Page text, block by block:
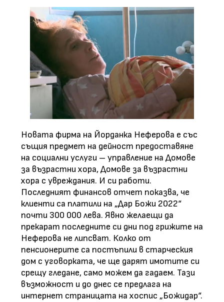
Новата фирма на Йорданка Неферова е със
същия предмет на дейност предоставяне
на социални услуги – управление на Домове
за възрастни хора, Домове за възрастни
хора с увреждания. И си работи.
Последният финансов отчет показва, че
клиенти са платили на „Дар Божи 2022“
почти 300 000 лева. Явно желаещи да
прекарат последните си дни под грижите на
Неферова не липсват. Колко от
пенсионерите са постъпили в старческия
дом с уговорката, че ще дарят имотите си
срещу гледане, само можем да гадаем. Тази
възможност и до днес се предлага на
интернет страницата на хоспис „Божидар“.